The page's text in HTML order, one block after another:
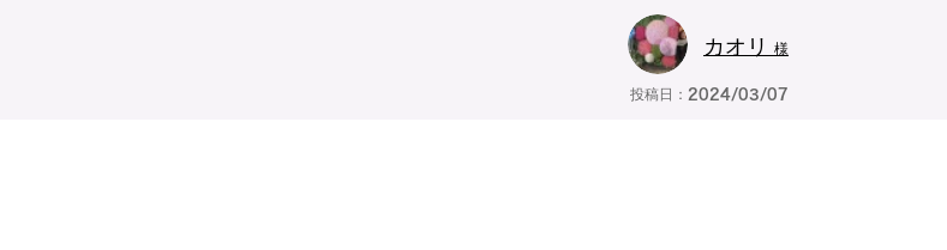
カオリ 様
投稿日： 2024/03/07